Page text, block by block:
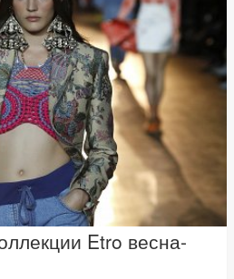
Etro весна-